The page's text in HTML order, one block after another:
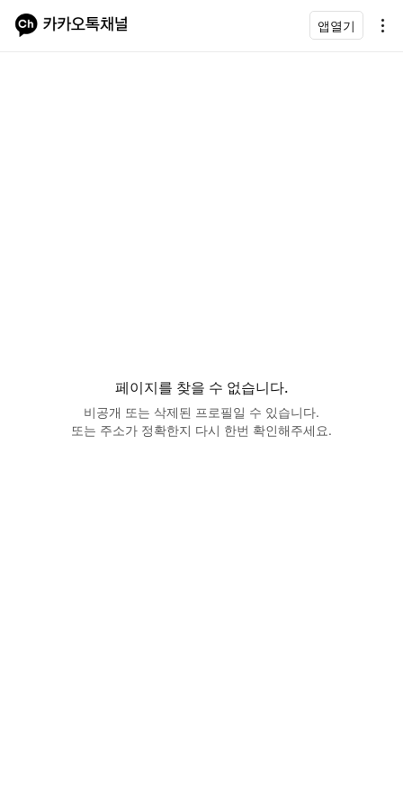
앱열기
페이지를 찾을 수 없습니다.
비공개 또는 삭제된 프로필일 수 있습니다.
또는 주소가 정확한지 다시 한번 확인해주세요.